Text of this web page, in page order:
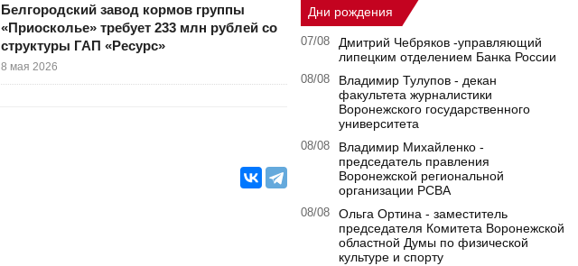
Белгородский завод кормов группы
«Приосколье» требует 233 млн рублей со
структуры ГАП «Ресурс»
8 мая 2026
Дни рождения
07/08
Дмитрий Чебряков -управляющий
липецким отделением Банка России
08/08
Владимир Тулупов - декан
факультета журналистики
Воронежского государственного
университета
08/08
Владимир Михайленко -
председатель правления
Воронежской региональной
организации РСВА
08/08
Ольга Ортина - заместитель
председателя Комитета Воронежской
областной Думы по физической
культуре и спорту